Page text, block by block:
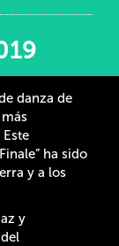
danza de
ha sido
y a los
y